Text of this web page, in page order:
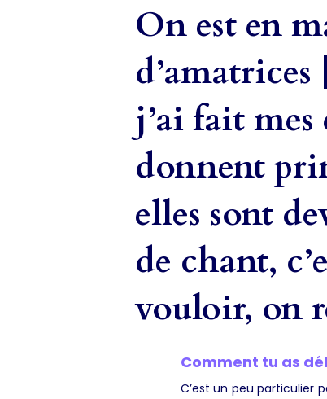
On est en
j’ai fait mes
donnent
elles sont
de chant,
vouloir, on
Comment tu as
C’est un peu particulier